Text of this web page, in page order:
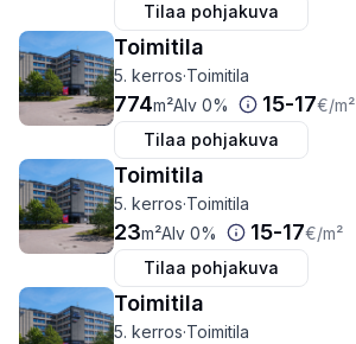
Tilaa pohjakuva
Toimitila
5. kerros·Toimitila
774m²Alv 0% 15-17€/m²
Tilaa pohjakuva
Toimitila
5. kerros·Toimitila
23m²Alv 0% 15-17€/m²
Tilaa pohjakuva
Toimitila
5. kerros·Toimitila